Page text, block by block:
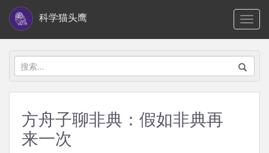
i
科学猫头鹰
搜
索：
方舟子聊非典：假如非典再
来一次